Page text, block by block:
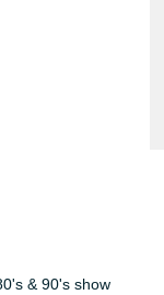
& 90's show